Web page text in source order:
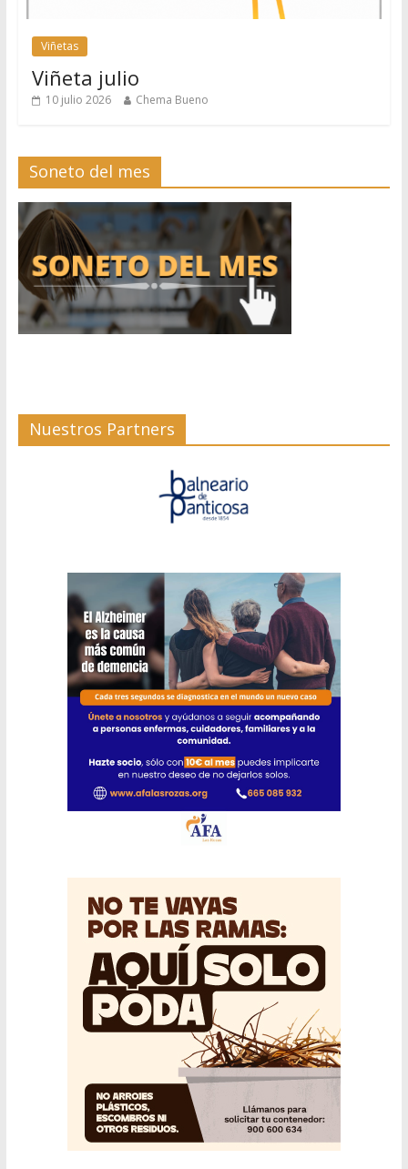
Viñetas
Viñeta julio
10 julio 2026 Chema Bueno
Soneto del mes
Nuestros Partners